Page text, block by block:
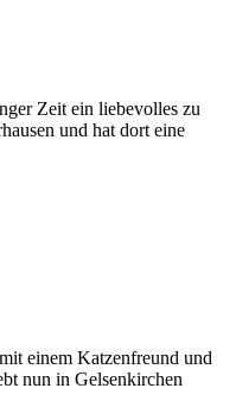
Zeit ein liebevolles zu
und hat dort eine
einem Katzenfreund und
nun in Gelsenkirchen